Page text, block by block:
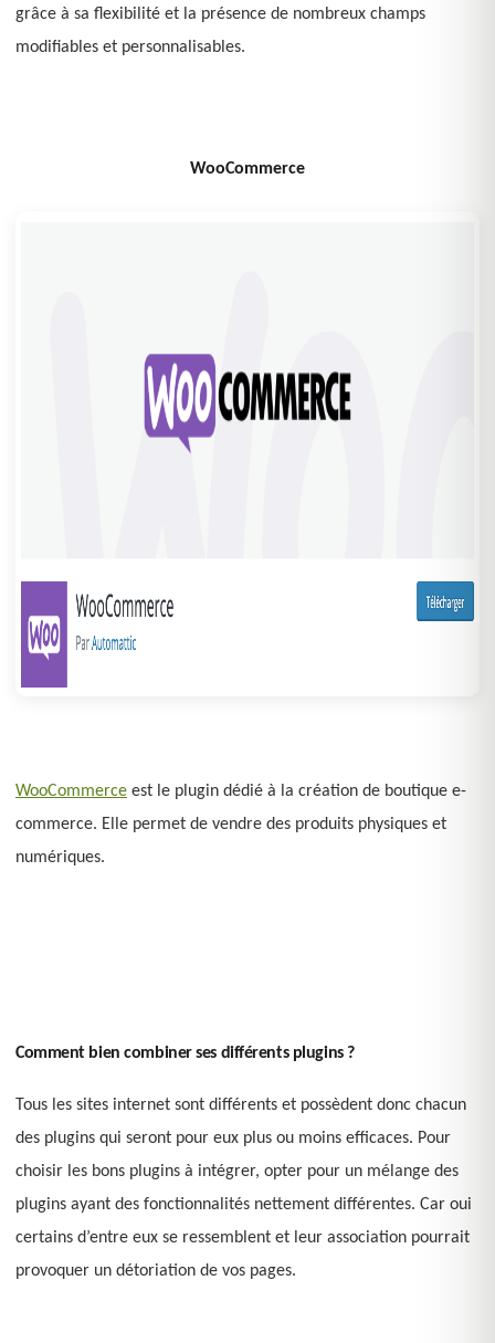
grâce à sa flexibilité et la présence de nombreux champs
modifiables et personnalisables.
WooCommerce
WooCommerce est le plugin dédié à la création de boutique e-
commerce. Elle permet de vendre des produits physiques et
numériques.
Comment bien combiner ses différents plugins ?
Tous les sites internet sont différents et possèdent donc chacun
des plugins qui seront pour eux plus ou moins efficaces. Pour
choisir les bons plugins à intégrer, opter pour un mélange des
plugins ayant des fonctionnalités nettement différentes. Car oui
certains d’entre eux se ressemblent et leur association pourrait
provoquer un détoriation de vos pages.